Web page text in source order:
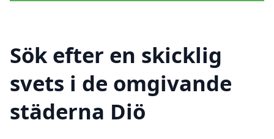
Sök efter en skicklig
svets i de omgivande
städerna Diö